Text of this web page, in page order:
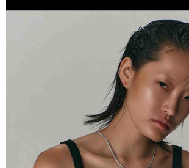
【「AFTEE先享後付」結帳流程】
１．於結帳方式選擇「AFTEE先享後付」後，將跳轉
結帳頁面，進行簡訊認證並確認金額後，即可完成結
２．訂單成立數日內，您將收到繳費通知簡訊。
３．收到繳費通知簡訊後14天內，點擊此簡訊中的連
ATM／網路銀行／等多元方式進行付款，方視為交易
※ 請注意：結帳手續完成當下不需立刻繳費，但若您
購買商品的店家。未經商家同意取消之訂單仍視為有
※ 交易是否成功請以「AFTEE先享後付 」之結帳頁面
是否繳費成功／繳費後需取消欲退款等相關疑問，請
https://netprotections.freshdesk.com/
【注意事項】
１．透過由恩沛科技股份有限公司提供之「AFTEE先
每筆NT$60，滿NT$1,500(含以上)免運費
每筆NT$60，滿NT$1,500(含以上)免運費
每筆NT$100，滿NT$2,000(含以上)免運費